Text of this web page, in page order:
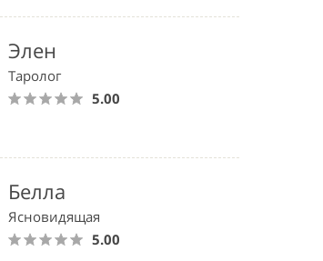
Элен
Таролог
5.00
Белла
Ясновидящая
5.00